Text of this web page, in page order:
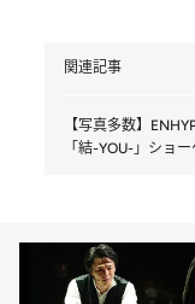
関連記事
【写真多数】
「結-YOU-」ショ